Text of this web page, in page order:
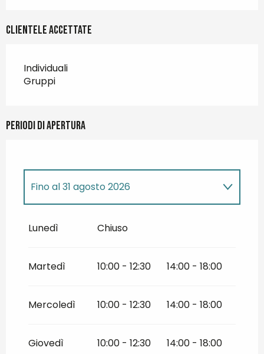
Clientele accettate
Individuali
Gruppi
Periodi di apertura
1 gennaio 2026
Fino al31 agosto 2026
2026
Lunedì Chiuso
Martedì 10:00 - 12:30 14:00 - 18:00
Mercoledì 10:00 - 12:30 14:00 - 18:00
Giovedì 10:00 - 12:30 14:00 - 18:00